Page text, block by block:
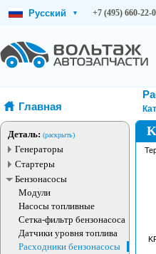
Русский ▾ +7 (495) 660-22-
Главная
Деталь: (раскрыть)
Генераторы
Стартеры
Бензонасосы
Модули
Насосы топливные
Сетка-фильтр бензонасоса
Датчики уровня топлива
Расходники бензонасосы